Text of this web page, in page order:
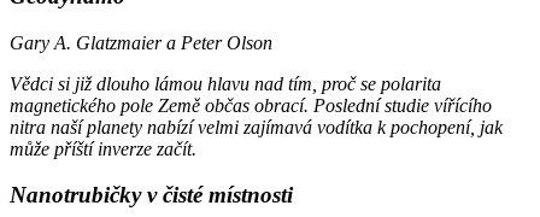
Gary A. Glatzmaier a Peter Olson
Vědci si již dlouho lámou hlavu nad tím, proč se polarita
magnetického pole Země občas obrací. Poslední studie vířícího
nitra naší planety nabízí velmi zajímavá vodítka k pochopení, jak
může příští inverze začít.
Nanotrubičky v čisté místnosti